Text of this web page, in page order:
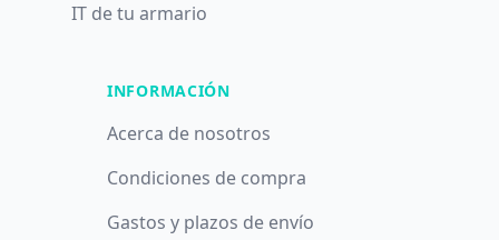
IT de tu armario
INFORMACIÓN
Acerca de nosotros
Condiciones de compra
Gastos y plazos de envío